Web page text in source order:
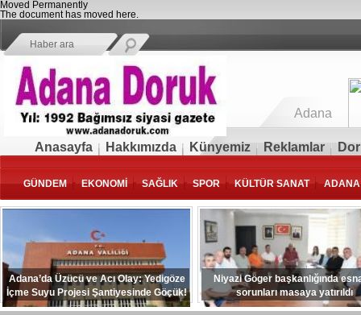
Moved Permanently
The document has moved here.
Adana
Anasayfa Hakkımızda Künyemiz Reklamlar
GÜNDEM EKONOMİ SAĞLIK SPOR KÜLTÜR SANAT ADANA
Adana’da Üzücü ve Acı Olay: Yedigöze
İçme Suyu Projesi Şantiyesinde Göçük!
Niyazi Göger başkanlığında
sorunları masaya yatırıldı